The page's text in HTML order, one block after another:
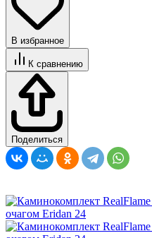
В избранное
К сравнению
Поделиться